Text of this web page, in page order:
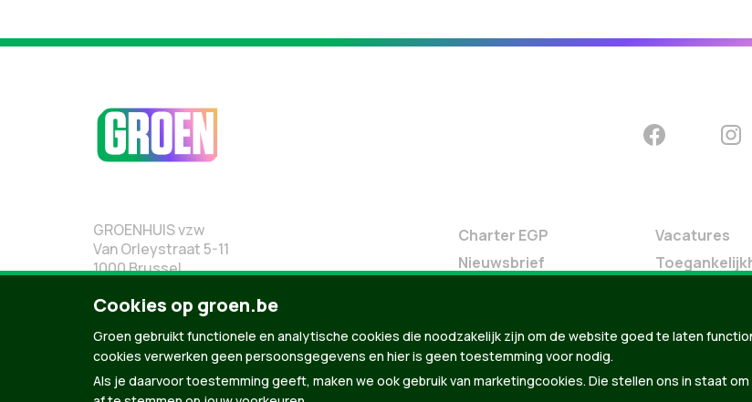
GROENHUIS vzw
Van Orleystraat 5-11
1000 Brussel
02 219 19 19
Charter EGP
Nieuwsbrief
Groen in je buurt
Meldpunt
Vacatures
Cookies op groen.be
Groen gebruikt functionele en analytische cookies die noodzakelijk zijn om de website goed te laten
cookies verwerken geen persoonsgegevens en hier is geen toestemming voor nodig.
Als je daarvoor toestemming geeft, maken we ook gebruik van marketingcookies. Die stellen ons in staat